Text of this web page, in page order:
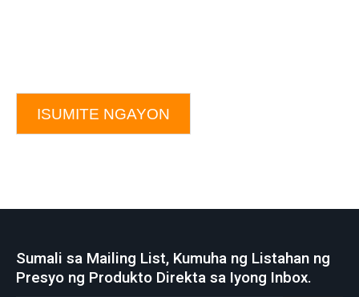
ISUMITE NGAYON
Sumali sa Mailing List, Kumuha ng Listahan ng
Presyo ng Produkto Direkta sa Iyong Inbox.